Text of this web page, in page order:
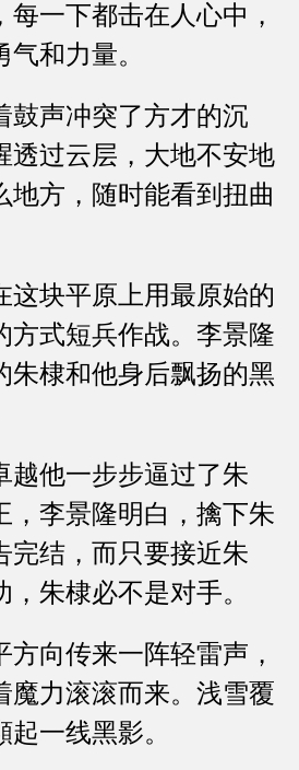
每一下都击在人心中，
和力量。
声冲突了方才的沉
透过云层，大地不安地
地方，随时能看到扭曲
块平原上用最原始的
方式短兵作战。李景隆
朱棣和他身后飘扬的黑
他一步步逼过了朱
，李景隆明白，擒下朱
完结，而只要接近朱
朱棣必不是对手。
向传来一阵轻雷声，
魔力滚滚而来。浅雪覆
一线黑影。